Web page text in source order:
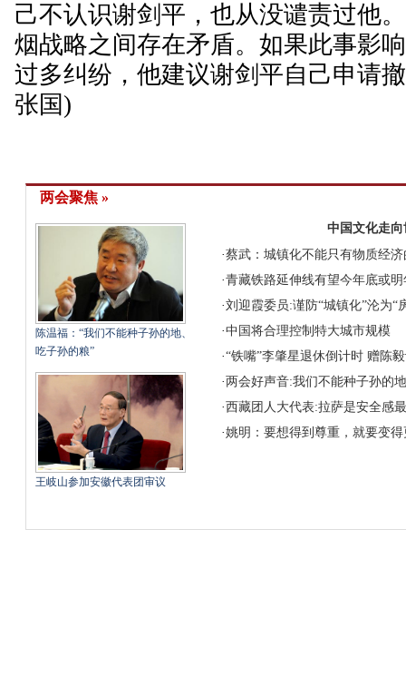
己不认识谢剑平，也从没谴责过他
烟战略之间存在矛盾。如果此事影
过多纠纷，他建议谢剑平自己申请
张国)
两会聚焦 »
陈温福：“我们不能种子孙的地、
吃子孙的粮”
王岐山参加安徽代表团审议
中国文化走
·蔡武：城镇化不能只有物质经
·青藏铁路延伸线有望今年底或
·刘迎霞委员:谨防“城镇化”沦为“
·中国将合理控制特大城市规模
·“铁嘴”李肇星退休倒计时 赠陈
· 两会好声音:我们不能种子孙的
·西藏团人大代表:拉萨是安全感
·姚明：要想得到尊重，就要变得